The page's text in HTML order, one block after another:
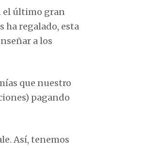
el último gran
ha regalado, esta
a los
que nuestro
pagando
Así, tenemos